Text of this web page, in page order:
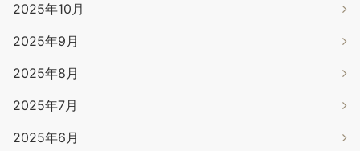
2025年10月
2025年9月
2025年8月
2025年7月
2025年6月